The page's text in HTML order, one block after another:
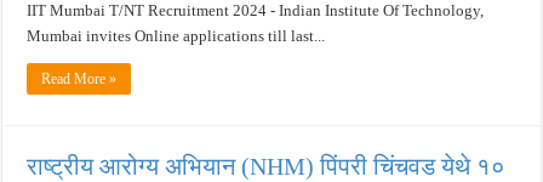
IIT Mumbai T/NT Recruitment 2024 - Indian Institute Of Technology,
Mumbai invites Online applications till last...
Read More »
राष्ट्रीय आरोग्य अभियान (NHM) पिंपरी चिंचवड येथे १०